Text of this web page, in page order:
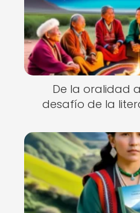
De la oralidad
desafío de la